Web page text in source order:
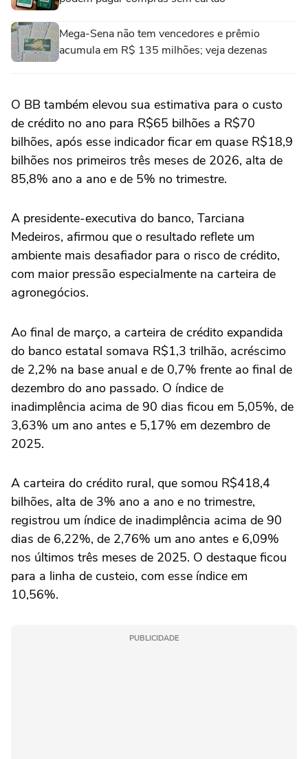
Mega-Sena não tem vencedores e prêmio
acumula em R$ 135 milhões; veja dezenas
O BB também elevou sua estimativa para o custo
de crédito no ano para R$65 bilhões a R$70
bilhões, após ⁠esse indicador ficar em quase R$18,9
bilhões nos primeiros três meses de 2026, alta de
85,8% ano a ano e de 5% no trimestre.
A presidente-executiva do ‌banco, Tarciana
Medeiros, afirmou que o resultado reflete um
ambiente mais desafiador para o risco de crédito,
com maior pressão especialmente na carteira de
agronegócios.
Ao final de março, a carteira de crédito expandida
do banco estatal somava R$1,3 trilhão, acréscimo
de 2,2% na base anual e de 0,7% frente ‌ao final de
dezembro do ano passado. O índice de
inadimplência acima de 90 dias ‌ficou em 5,05%, de
3,63% um ano antes e 5,17% em dezembro de
2025.
A carteira do crédito rural, que somou R$418,4
bilhões, ⁠alta de 3% ano a ano e no trimestre,
registrou um índice de inadimplência acima de 90
dias de 6,22%, de 2,76% um ano antes e 6,09%
nos últimos três meses de 2025. O destaque ficou
para a linha de custeio, com esse índice em
10,56%.
PUBLICIDADE